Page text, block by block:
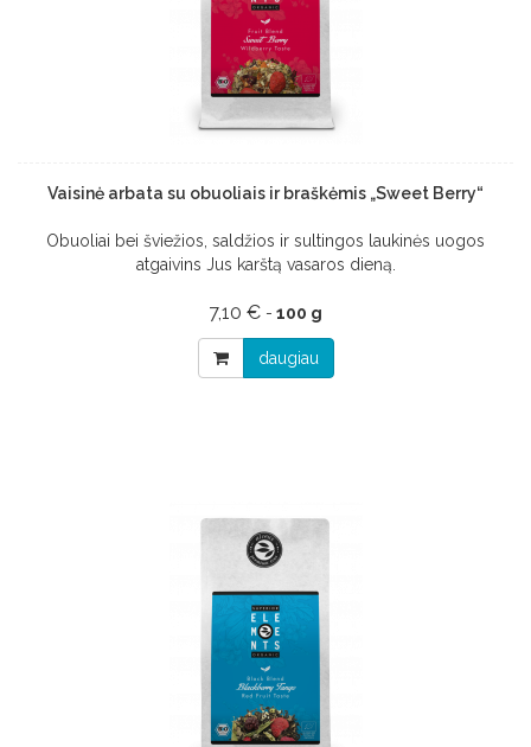
Vaisinė arbata su obuoliais ir braškėmis „Sweet Berry“
Obuoliai bei šviežios, saldžios ir sultingos laukinės uogos
atgaivins Jus karštą vasaros dieną.
7,10 € - 100 g
daugiau